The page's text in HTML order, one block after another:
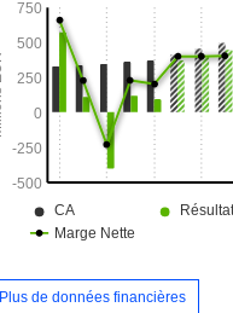
Plus de données financières